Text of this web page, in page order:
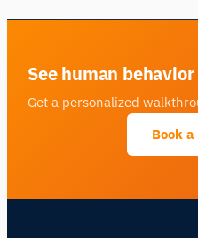
See human
Get a personalized
Book a